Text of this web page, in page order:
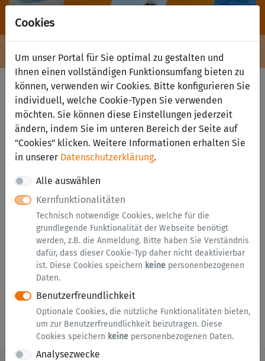
Cookies
Um unser Portal für Sie optimal zu gestalten und
Ihnen einen vollständigen Funktionsumfang bieten zu
können, verwenden wir Cookies. Bitte konfigurieren Sie
individuell, welche Cookie-Typen Sie verwenden
möchten. Sie können diese Einstellungen jederzeit
ändern, indem Sie im unteren Bereich der Seite auf
"Cookies" klicken. Weitere Informationen erhalten Sie
in unserer Datenschutzerklärung.
Alle auswählen
Kernfunktionalitäten
Technisch notwendige Cookies, welche für die
grundlegende Funktionalität der Webseite benötigt
werden, z.B. die Anmeldung. Bitte haben Sie Verständnis
dafür, dass dieser Cookie-Typ daher nicht deaktivierbar
ist. Diese Cookies speichern keine personenbezogenen
Daten.
Benutzerfreundlichkeit
Optionale Cookies, die nützliche Funktionalitäten bieten,
um zur Benutzerfreundlichkeit beizutragen. Diese
Cookies speichern keine personenbezogenen Daten.
Analysezwecke
Anmeldung
Anmelden mit BundID
Haben Sie bereits einen Portalzugang, nutzen Sie
bitte nun ein BundID-Konto mit derselben E-Mail-
Adresse.
Zur Anmeldung